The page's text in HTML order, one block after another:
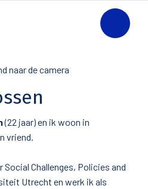
(22 jaar) en ik woon in
vriend.
Challenges, Policies and
Utrecht en werk ik als